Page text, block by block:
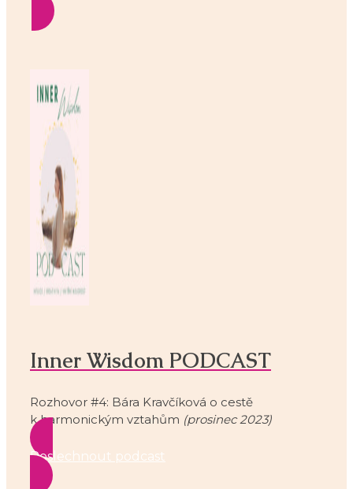
Inner Wisdom PODCAST
Rozhovor #4: Bára Kravčíková o cestě
k harmonickým vztahům (prosinec 2023)
Poslechnout podcast